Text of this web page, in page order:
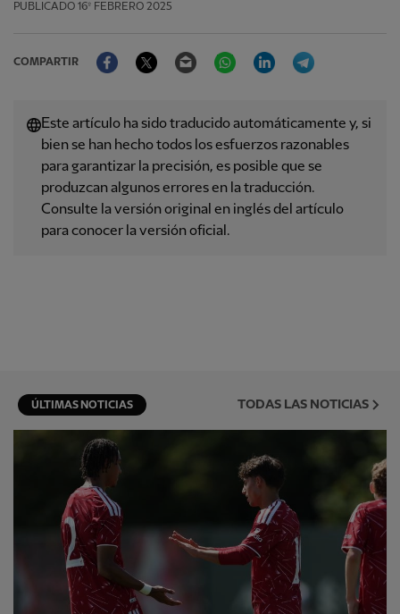
PUBLICADO 16º FEBRERO 2025
COMPARTIR
FacebookTwitter Email WhatsAppLinkedIn
Este artículo ha sido traducido automáticamente y, si
bien se han hecho todos los esfuerzos razonables
para garantizar la precisión, es posible que se
produzcan algunos errores en la traducción.
Consulte la versión original en inglés del artículo
para conocer la versión oficial.
ÚLTIMAS NOTICIAS TODAS LAS NOTICIAS